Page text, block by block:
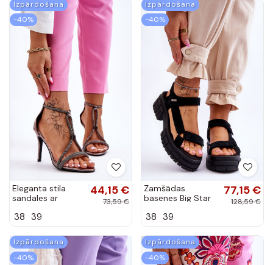
Izpārdošana
-40%
Eleganta stila
sandales ar
kniedēm Sudraba
44,15 €
73,59 €
38 39
Izpārdošana
-40%
Zamšādas
basenes Big Star
77,15 €
128,59 €
38 39
Izpārdošana
-40%
Izpārdošana
-40%